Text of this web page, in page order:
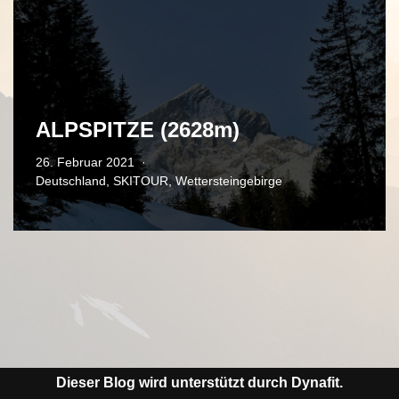
ALPSPITZE (2628m)
26. Februar 2021
Deutschland , SKITOUR,Wettersteingebirge
Dieser Blog wird unterstützt durch Dynafit.